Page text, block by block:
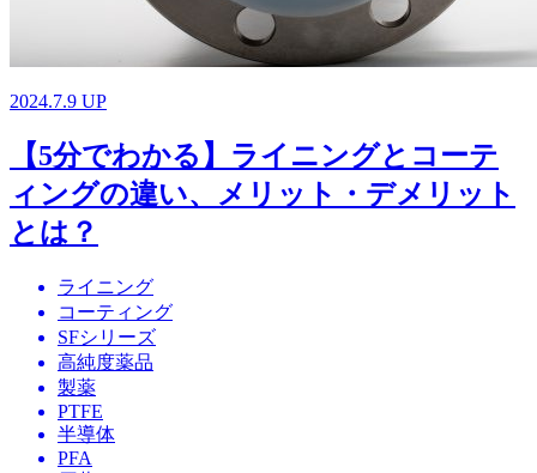
2024.7.9 UP
【5分でわかる】ライニングとコーテ
ィングの違い、メリット・デメリット
とは？
ライニング
コーティング
SFシリーズ
高純度薬品
製薬
PTFE
半導体
PFA